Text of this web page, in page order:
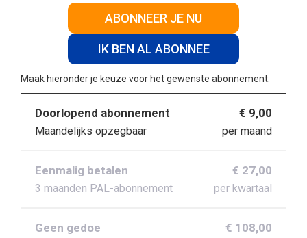
ABONNEER JE NU
IK BEN AL ABONNEE
Maak hieronder je keuze voor het gewenste abonnement:
Doorlopend abonnement
Maandelijks opzegbaar
€ 9,00
per maand
Eenmalig betalen
3 maanden PAL-abonnement
€ 27,00
per kwartaal
Geen gedoe € 108,00